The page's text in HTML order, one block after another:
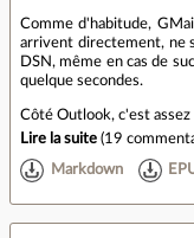
Comme d'habitude,
arrivent directement, ne
DSN, même en cas de
quelque secondes.
Côté Outlook, c'est assez
Lire la suite (19
Markdown